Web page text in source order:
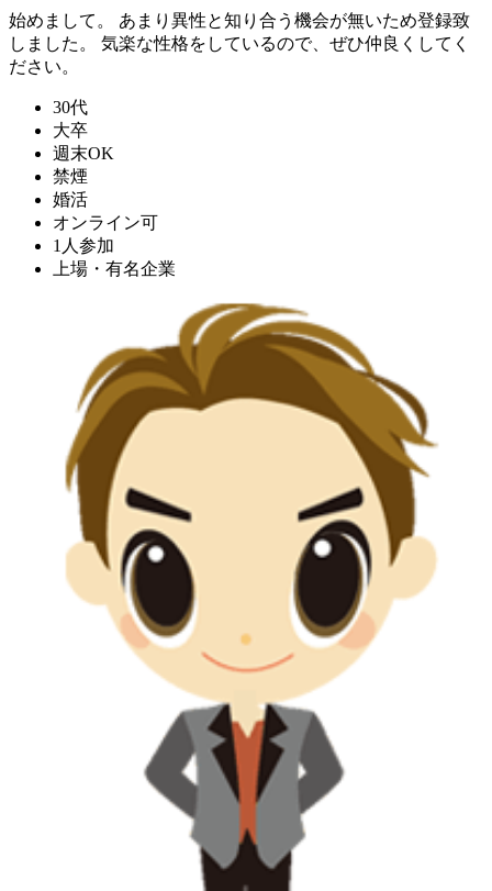
始めまして。 あまり異性と知り合う機会が無いため登録致
しました。 気楽な性格をしているので、ぜひ仲良くしてく
ださい。
30代
大卒
週末OK
禁煙
婚活
オンライン可
1人参加
上場・有名企業